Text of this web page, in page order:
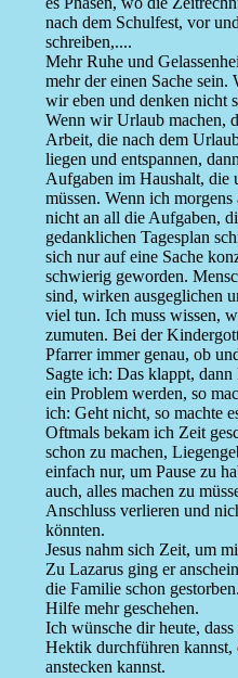
nach dem Schulfest, vor
schreiben,....
Mehr Ruhe und
mehr der einen Sache sein.
wir eben und denken nicht
Wenn wir Urlaub machen,
Arbeit, die nach dem
liegen und entspannen,
Aufgaben im Haushalt, die
müssen. Wenn ich
nicht an all die Aufgaben,
gedanklichen Tagesplan
sich nur auf eine Sache
schwierig geworden.
sind, wirken ausgeglichen
viel tun. Ich muss wissen,
zumuten. Bei der
Pfarrer immer genau, ob
Sagte ich: Das klappt,
ein Problem werden, so
ich: Geht nicht, so machte
Oftmals bekam ich Zeit
schon zu machen,
einfach nur, um Pause zu
auch, alles machen zu
Anschluss verlieren und
könnten.
Jesus nahm sich Zeit, um
Zu Lazarus ging er
die Familie schon
Hilfe mehr geschehen.
Ich wünsche dir heute,
Hektik durchführen kannst,
anstecken kannst.